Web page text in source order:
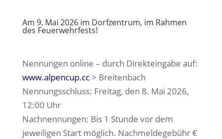
Am 9. Mai 2026 im Dorfzentrum, im Rahmen
des Feuerwehrfests!
Nennungen online – durch Direkteingabe auf:
www.alpencup.cc> Breitenbach
Nennungsschluss: Freitag, den 8. Mai 2026,
12:00 Uhr
Nachnennungen: Bis 1 Stunde vor dem
jeweiligen Start möglich. Nachmeldegebühr €